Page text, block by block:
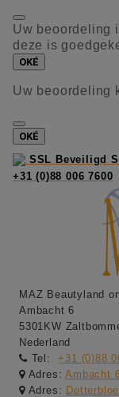
Uw beoordeling
deze is
OKÉ
Uw beoordeling
OKÉ
SSL Beveiligd
+31 (0)88 006 7600
MAZ Beautyland
Ambacht 6
5301KW
Nederland
Tel:
+31 (0)88
Adres:Ambacht
Adres: